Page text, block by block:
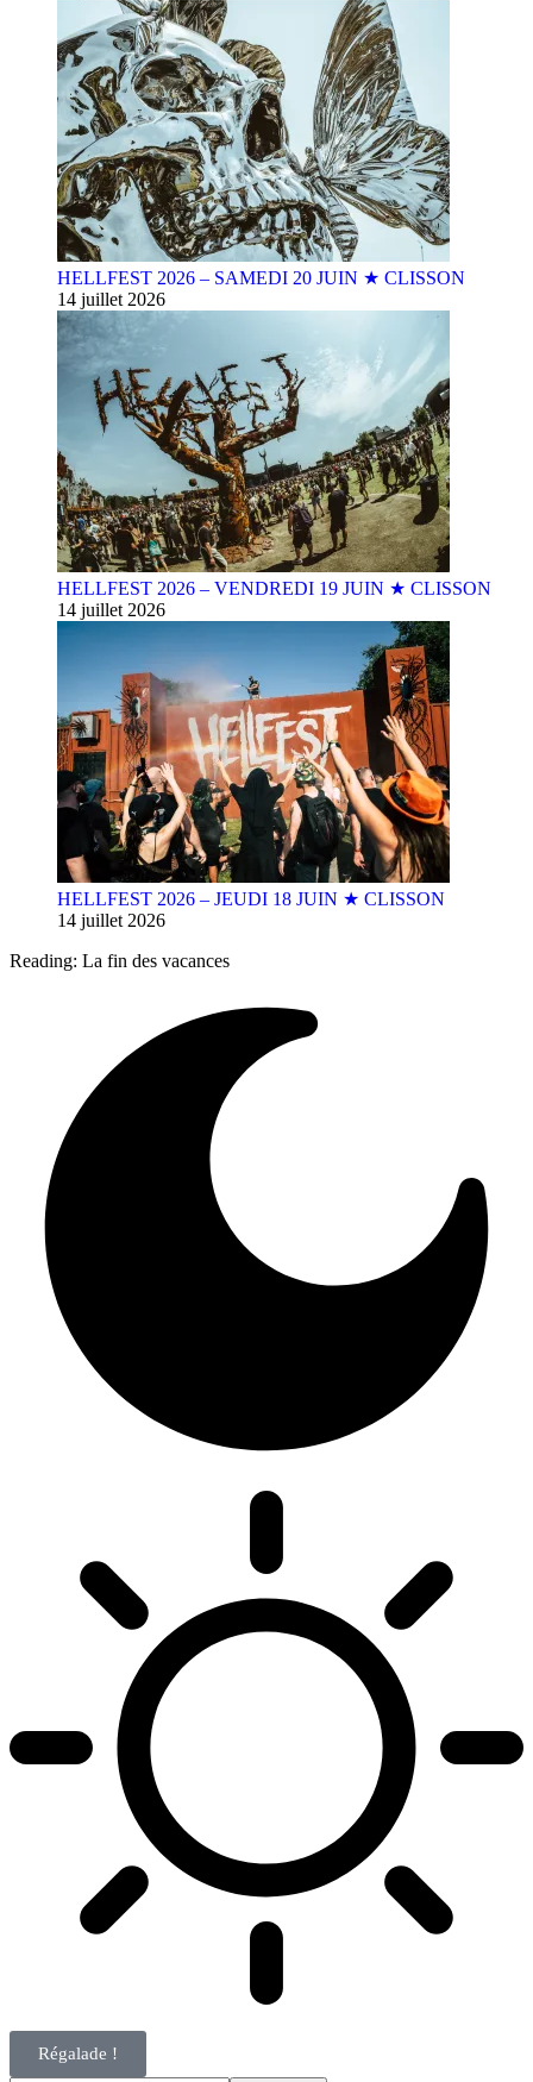
HELLFEST 2026 – SAMEDI 20 JUIN ★ CLISSON
14 juillet 2026
HELLFEST 2026 – VENDREDI 19 JUIN ★ CLISSON
14 juillet 2026
HELLFEST 2026 – JEUDI 18 JUIN ★ CLISSON
14 juillet 2026
Reading: La fin des vacances
Régalade !